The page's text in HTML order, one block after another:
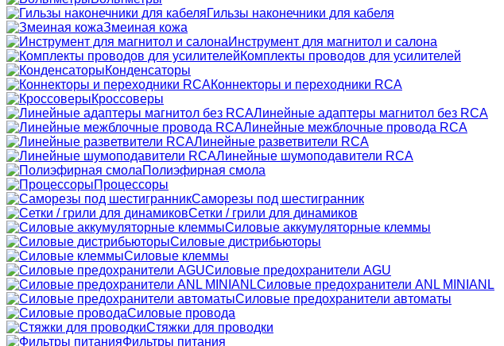
Гильзы наконечники для кабеля
Змеиная кожа
Инструмент для магнитол и салона
Комплекты проводов для усилителей
Конденсаторы
Коннекторы и переходники RCA
Кроссоверы
Линейные адаптеры магнитол без RCA
Линейные межблочные провода RCA
Линейные разветвители RCA
Линейные шумоподавители RCA
Полиэфирная смола
Процессоры
Саморезы под шестигранник
Сетки / грили для динамиков
Силовые аккумуляторные клеммы
Силовые дистрибьюторы
Силовые клеммы
Силовые предохранители AGU
Силовые предохранители ANL MINIANL
Силовые предохранители автоматы
Силовые провода
Стяжки для проводки
Фильтры питания